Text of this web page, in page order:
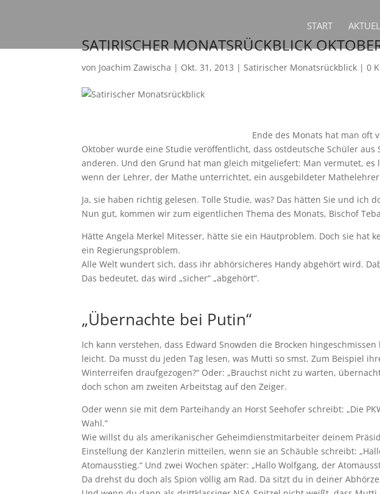
START
SATIRISCHER MONATSRÜCKBLICK
von Joachim Zawischa | Okt. 31, 2013 |Satirischer Monatsrückblick |0
Ende des Monats hat man oft
Oktober wurde eine Studie veröffentlicht, dass ostdeutsche Schüler aus
anderen. Und den Grund hat man gleich mitgeliefert: Man vermutet,
wenn der Lehrer, der Mathe unterrichtet, ein ausgebildeter
Ja, sie haben richtig gelesen. Tolle Studie, was? Das hätten Sie und ich
Nun gut, kommen wir zum eigentlichen Thema des Monats, Bischof
Hätte Angela Merkel Mitesser, hätte sie ein Hautproblem. Doch sie hat
ein Regierungsproblem.
Alle Welt wundert sich, dass ihr abhörsicheres Handy abgehört wird.
Das bedeutet, das wird „sicher“ „abgehört“.
„Übernachte bei Putin“
Ich kann verstehen, dass Edward Snowden die Brocken
leicht. Da musst du jeden Tag lesen, was Mutti so smst. Zum Beispiel
Winterreifen draufgezogen?“ Oder: „Brauchst nicht zu warten,
doch schon am zweiten Arbeitstag auf den Zeiger.
Oder wenn sie mit dem Parteihandy an Horst Seehofer schreibt: „Die
Wahl.“
Wie willst du als amerikanischer Geheimdienstmitarbeiter deinem
Einstellung der Kanzlerin mitteilen, wenn sie an Schäuble schreibt:
Atomausstieg.“ Und zwei Wochen später: „Hallo Wolfgang, der
Da drehst du doch als Spion völlig am Rad. Da sitzt du in deiner